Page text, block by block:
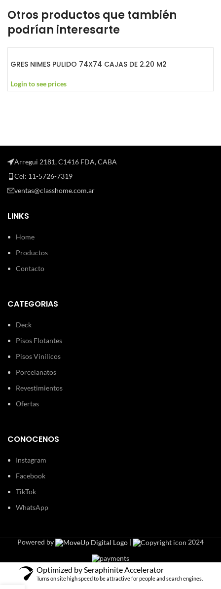
Otros productos que también
podrían interesarte
GRES NIMES PULIDO 74X74 CAJAS DE 2.20 M2
Login to see prices
Arregui 2181, C1416 FDA, CABA
Cel: 11-5726-7319
ventas@classhome.com.ar
LINKS
Home
Productos
Contacto
CATEGORIAS
Deck
Pisos Flotantes
Pisos Vinílicos
Porcelanatos
Revestimientos
Ofertas
CONOCENOS
Instagram
Facebook
TikTok
WhatsApp
Powered by | 2024
Optimized by Seraphinite Accelerator
Turns on site high speed to be attractive for people and search engines.